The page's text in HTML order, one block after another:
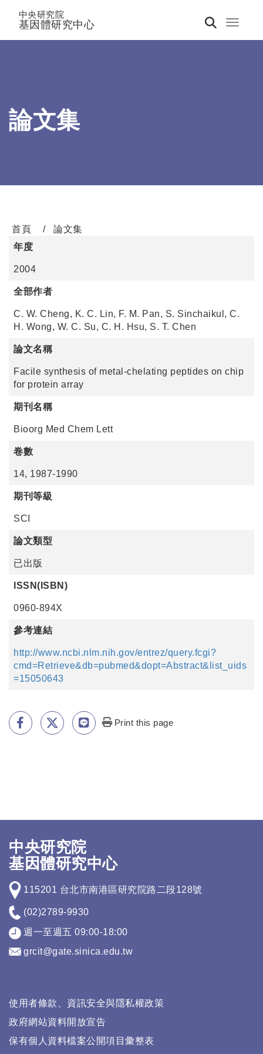
Toggle
中央研究院
基因體研究中心
論文集
首頁
論文集
年度
2004
全部作者
C. W. Cheng, K. C. Lin, F. M. Pan, S. Sinchaikul, C.
H. Wong, W. C. Su, C. H. Hsu, S. T. Chen
論文名稱
Facile synthesis of metal-chelating peptides on chip
for protein array
期刊名稱
Bioorg Med Chem Lett
卷數
14, 1987-1990
期刊等級
SCI
論文類型
已出版
ISSN(ISBN)
0960-894X
參考連結
http://www.ncbi.nlm.nih.gov/entrez/query.fcgi?
cmd=Retrieve&db=pubmed&dopt=Abstract&list_uids
=15050643
Print this page
中央研究院
基因體研究中心
115201 台北市南港區研究院路二段128號
(02)2789-9930
週一至週五 09:00-18:00
grcit@gate.sinica.edu.tw
使用者條款、資訊安全與隱私權政策
政府網站資料開放宣告
保有個人資料檔案公開項目彙整表